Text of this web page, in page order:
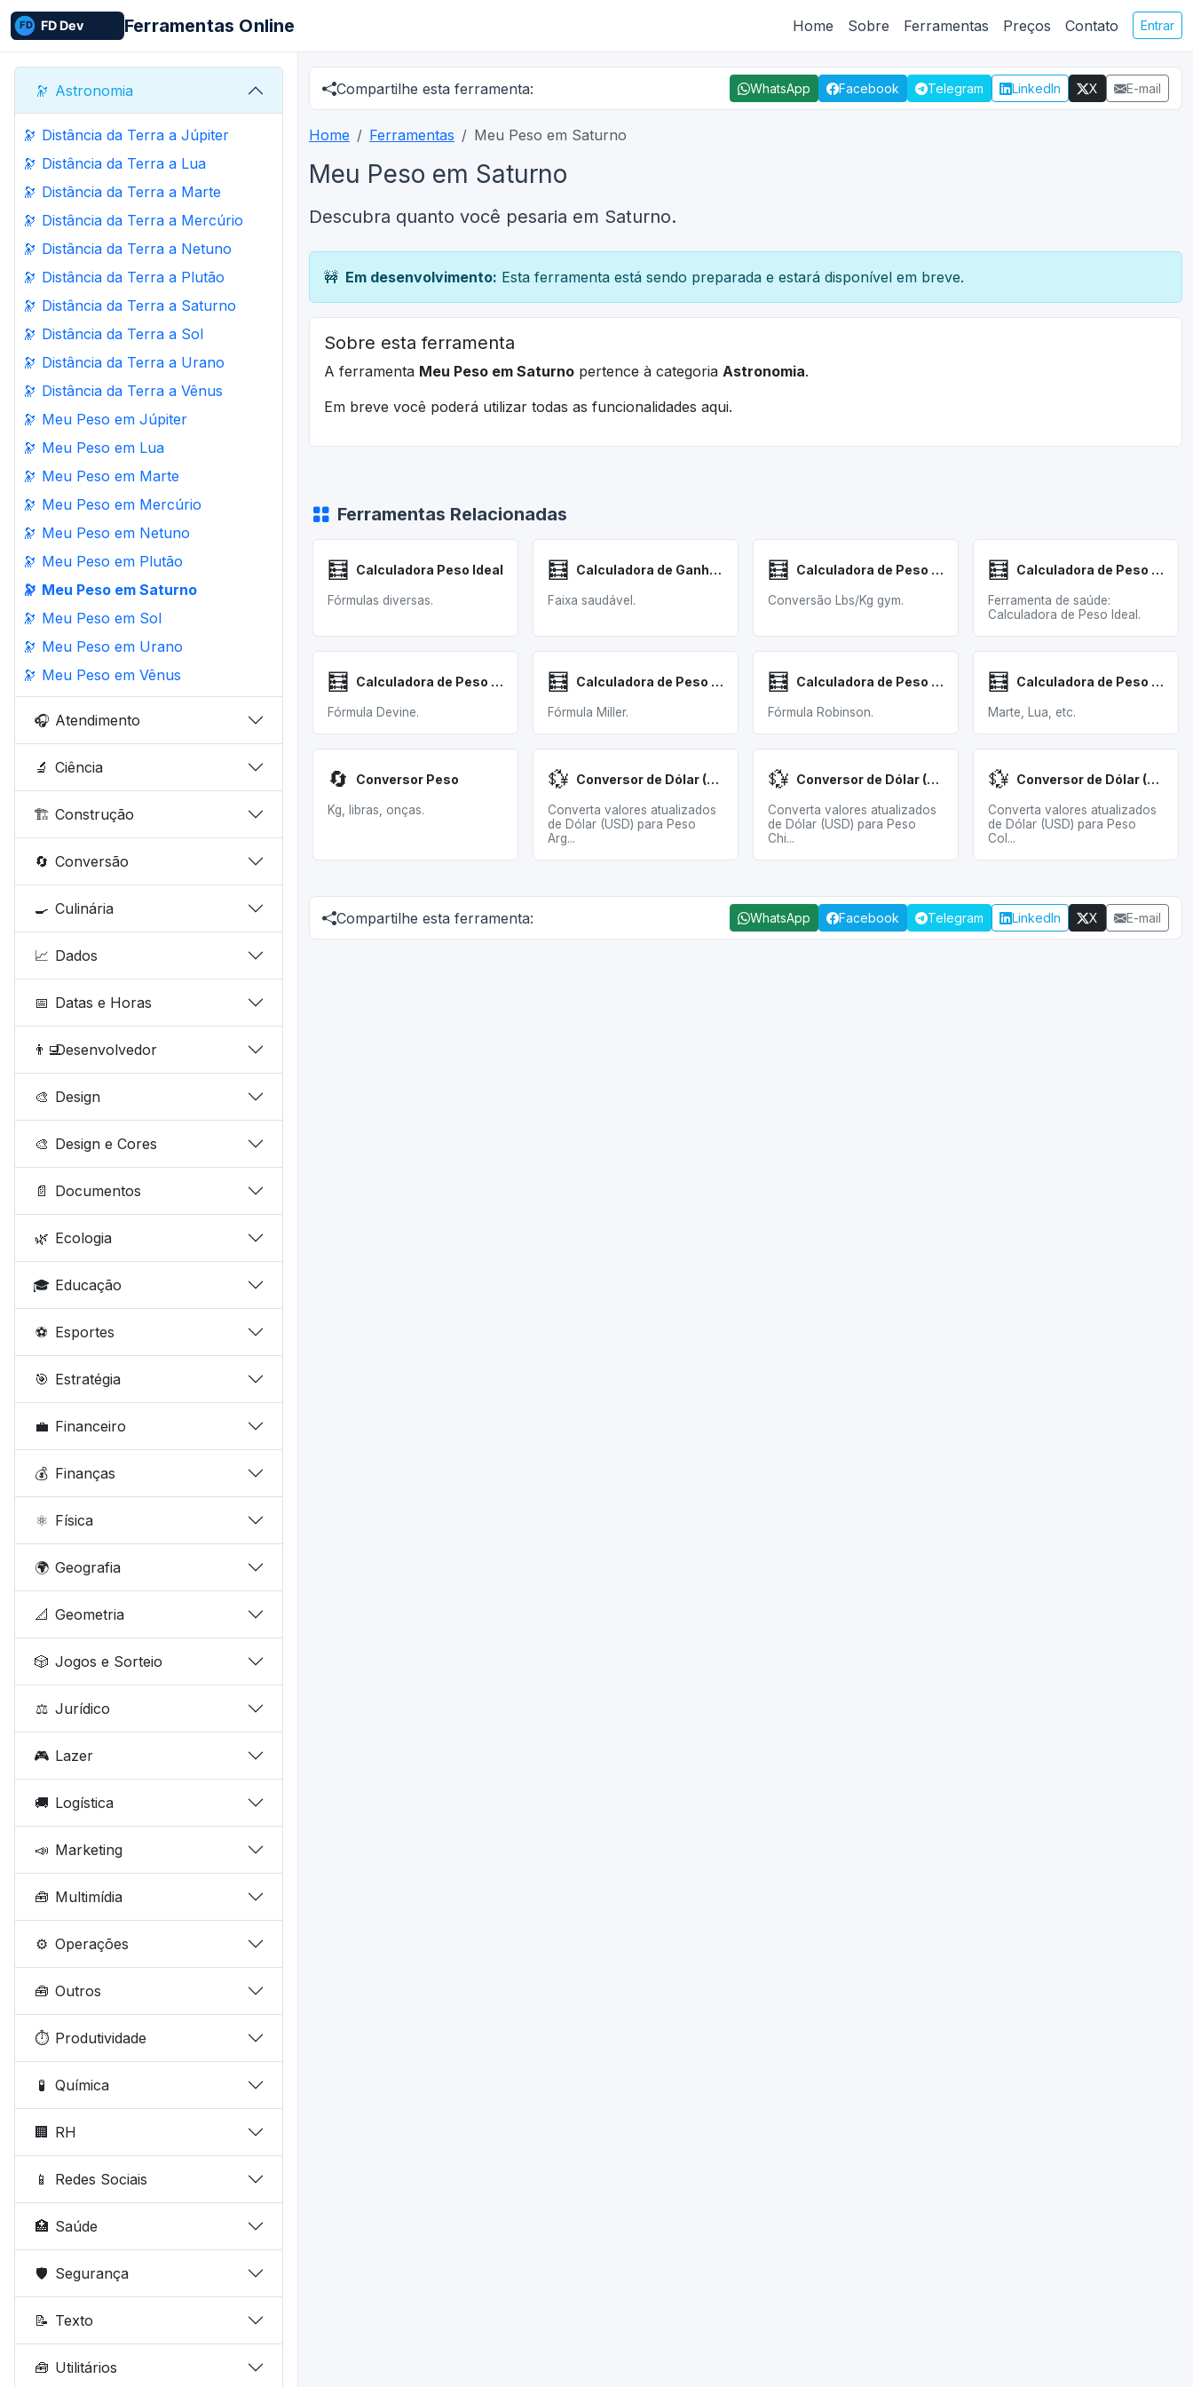
Ferramentas Online Home Sobre Ferramentas Preços Contato Entrar
🔭 Astronomia
🔭 Distância da Terra a Júpiter
🔭 Distância da Terra a Lua
🔭 Distância da Terra a Marte
🔭 Distância da Terra a Mercúrio
🔭 Distância da Terra a Netuno
🔭 Distância da Terra a Plutão
🔭 Distância da Terra a Saturno
🔭 Distância da Terra a Sol
🔭 Distância da Terra a Urano
🔭 Distância da Terra a Vênus
🔭 Meu Peso em Júpiter
🔭 Meu Peso em Lua
🔭 Meu Peso em Marte
🔭 Meu Peso em Mercúrio
🔭 Meu Peso em Netuno
🔭 Meu Peso em Plutão
🔭 Meu Peso em Saturno
🔭 Meu Peso em Sol
🔭 Meu Peso em Urano
🔭 Meu Peso em Vênus
🎧 Atendimento
🔬 Ciência
🏗️ Construção
🔄 Conversão
🍳 Culinária
📈 Dados
📅 Datas e Horas
👨‍💻Desenvolvedor
🎨 Design
🎨 Design e Cores
📄 Documentos
🌿 Ecologia
🎓 Educação
⚽ Esportes
🎯 Estratégia
💼 Financeiro
💰 Finanças
⚛️ Física
🌍 Geografia
📐 Geometria
🎲 Jogos e Sorteio
⚖️ Jurídico
🎮 Lazer
🚚 Logística
📣 Marketing
🧰 Multimídia
⚙️ Operações
🧰 Outros
⏱️ Produtividade
🧪 Química
🏢 RH
📱 Redes Sociais
🏥 Saúde
🛡️ Segurança
📝 Texto
🧰 Utilitários
Compartilhe esta ferramenta: WhatsApp Facebook Telegram LinkedIn X E-mail
Home Ferramentas Meu Peso em Saturno
Meu Peso em Saturno
Descubra quanto você pesaria em Saturno.
🚧 Em desenvolvimento: Esta ferramenta está sendo preparada e estará disponível em breve.
Sobre esta ferramenta
A ferramenta Meu Peso em Saturno pertence à categoria Astronomia.
Em breve você poderá utilizar todas as funcionalidades aqui.
Ferramentas Relacionadas
🧮 Calculadora Peso Ideal
Fórmulas diversas.
🧮 Calculadora de Ganho Peso Gravidez
Faixa saudável.
🧮 Calculadora de Peso Halteres
Conversão Lbs/Kg gym.
🧮 Calculadora de Peso Ideal
Ferramenta de saúde:
Calculadora de Peso Ideal.
🧮 Calculadora de Peso Ideal Devine
Fórmula Devine.
🧮 Calculadora de Peso Ideal Miller
Fórmula Miller.
🧮 Calculadora de Peso Ideal Robinson
Fórmula Robinson.
🧮 Calculadora de Peso em Planetas
Marte, Lua, etc.
🔄 Conversor Peso
Kg, libras, onças.
💱 Conversor de Dólar (USD) para Peso Argentino (ARS)
Converta valores atualizados
de Dólar (USD) para Peso
Arg...
💱 Conversor de Dólar (USD) para Peso Chileno (CLP)
Converta valores atualizados
de Dólar (USD) para Peso
Chi...
💱 Conversor de Dólar (USD) para Peso Colombiano (COP)
Converta valores atualizados
de Dólar (USD) para Peso
Col...
Compartilhe esta ferramenta: WhatsApp Facebook Telegram LinkedIn X E-mail